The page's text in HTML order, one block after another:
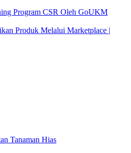
Program CSR Oleh GoUKM
Produk Melalui Marketplace |